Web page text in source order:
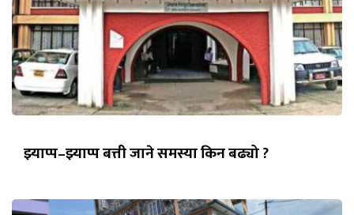
झ्याप्प–झ्याप्प बत्ती जाने समस्या किन बढ्यो ?